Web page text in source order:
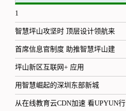
1
智慧坪山攻坚时 顶层设计领航来
首席信息官制度 助推智慧坪山建
坪山新区互联网+ 应用
用智慧崛起的深圳东部新城
从在线教育云CDN加速 看UPYUN行